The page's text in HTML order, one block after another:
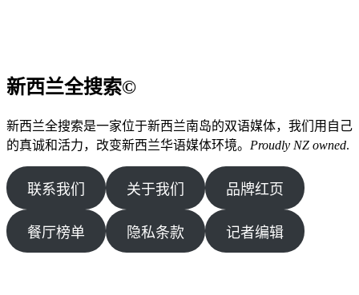
新西兰全搜索©
新西兰全搜索是一家位于新西兰南岛的双语媒体，我们用自己
的真诚和活力，改变新西兰华语媒体环境。 Proudly NZ owned.
联系我们 关于我们 品牌红页
餐厅榜单 隐私条款 记者编辑